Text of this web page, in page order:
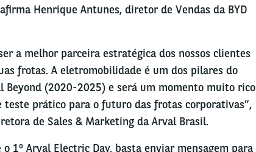
Henrique Antunes, diretor de Vendas da BYD
a melhor parceira estratégica dos nossos clientes
frotas. A eletromobilidade é um dos pilares do
Beyond (2020-2025) e será um momento muito rico
teste prático para o futuro das frotas corporativas”,
de Sales & Marketing da Arval Brasil.
1º Arval Electric Day, basta enviar mensagem para